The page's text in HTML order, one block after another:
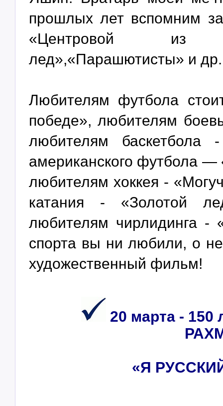
прошлых лет вспомним
«Центровой из
лед»,«Парашютисты» и др.
Любителям футбола
победе», любителям
любителям баскетбола
американского футбола —
любителям хоккея -
катания - «Золотой
любителям чирлидинга -
спорта вы ни любили, о
художественный фильм!
20 марта - 150
«Я